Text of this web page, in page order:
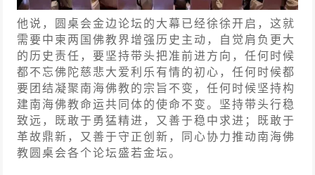
他说，圆桌会金边论坛的大幕已经徐徐开启，这就
需要中柬两国佛教界增强历史主动，自觉肩负更大
的历史责任，要坚持带头把准前进方向，任何时候
都不忘佛陀慈悲大爱利乐有情的初心，任何时候都
要团结凝聚南海佛教的宗旨不变，任何时候坚持构
建南海佛教命运共同体的使命不变。坚持带头行稳
致远，既敢于勇猛精进，又善于稳中求进；既敢于
革故鼎新，又善于守正创新，同心协力推动南海佛
教圆桌会各个论坛盛若金坛。